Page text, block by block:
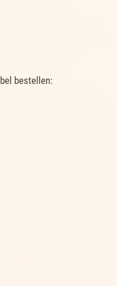
bestellen: